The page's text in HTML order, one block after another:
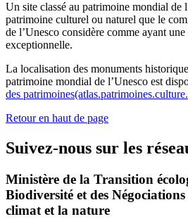
Un site classé au patrimoine mondial de
patrimoine culturel ou naturel que le
de l’Unesco considère comme ayant
exceptionnelle.
La localisation des monuments
patrimoine mondial de l’Unesco est
des
Retour en haut de page
Suivez-nous sur les
Ministère de la Transition
Biodiversité et des
climat et la nature